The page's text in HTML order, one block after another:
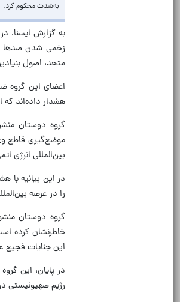
به‌شدت محکوم کرد.
زخمی شدن صدها
متحد، اصول
اعضای این گروه
هشدار داده‌اند که
گروه دوستان
موضع‌گیری قاطع وی
بین‌المللی
در این بیانیه
را در عرصه
گروه دوستان
خاطرنشان کرده
این جنایات فجیع
در پایان، این
رژیم صهیونیستی